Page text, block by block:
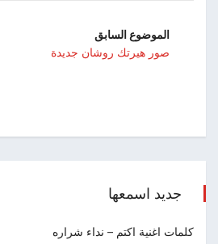
الموضوع السابق
صور هيرتك روشان جديدة
جديد اسمعها
كلمات اغنية اكتم – نداء شراره